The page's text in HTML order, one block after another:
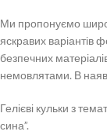
Ми пропонуємо
яскравих варіантів
безпечних
немовлятами. В
Гелієві кульки з
сина”.